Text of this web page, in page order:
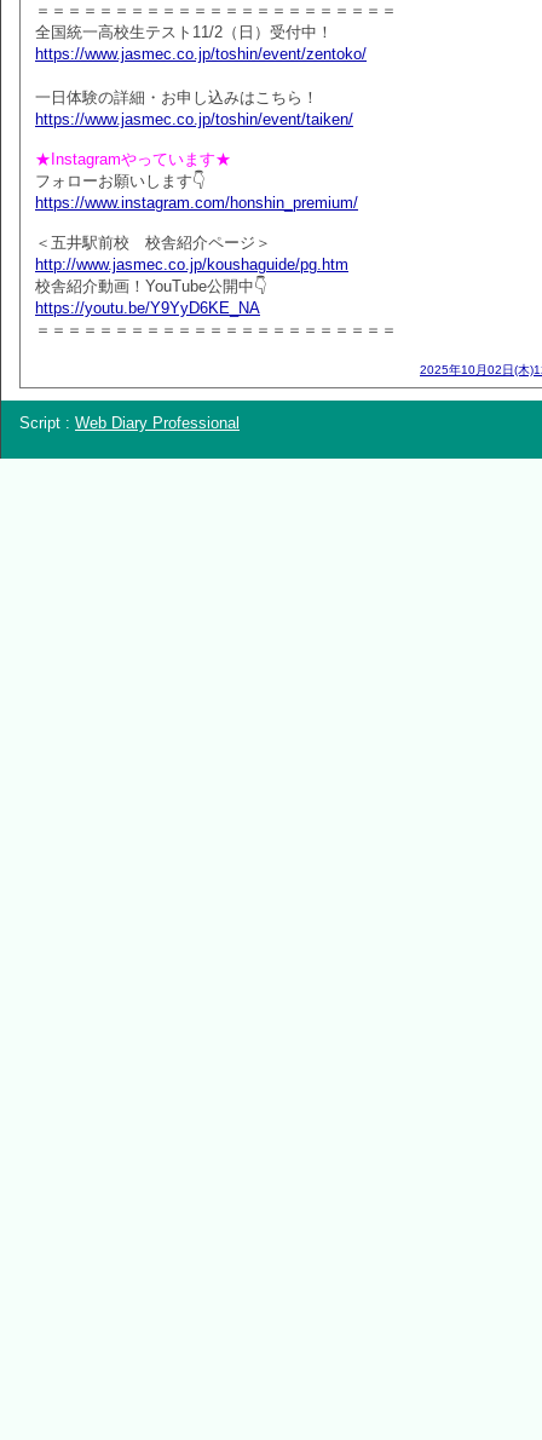
＝＝＝＝＝＝＝＝＝＝＝＝＝＝＝＝＝＝＝＝＝＝＝
全国統一高校生テスト11/2（日）受付中！
https://www.jasmec.co.jp/toshin/event/zentoko/
一日体験の詳細・お申し込みはこちら！
https://www.jasmec.co.jp/toshin/event/taiken/
★Instagramやっています★
フォローお願いします👇
https://www.instagram.com/honshin_premium/
＜五井駅前校 校舎紹介ページ＞
http://www.jasmec.co.jp/koushaguide/pg.htm
校舎紹介動画！YouTube公開中👇
https://youtu.be/Y9YyD6KE_NA
＝＝＝＝＝＝＝＝＝＝＝＝＝＝＝＝＝＝＝＝＝＝＝
2025年10月02日(木
Script : Web Diary Professional